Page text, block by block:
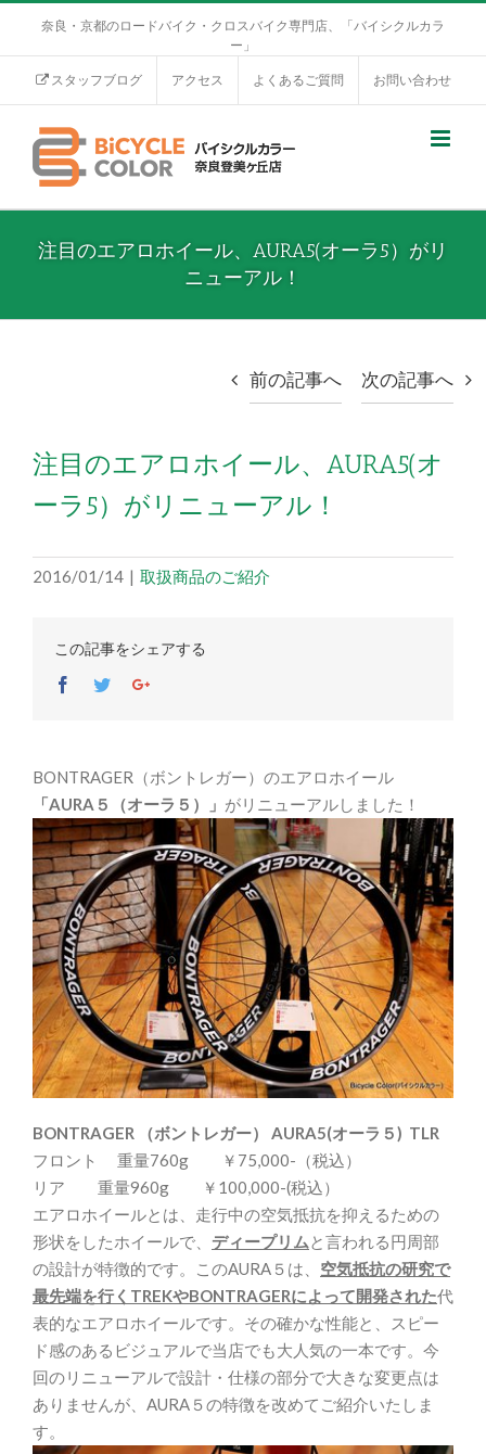
奈良・京都のロードバイク・クロスバイク専門店、「バイシクルカラ
ー」
スタッフブログ アクセス よくあるご質問 お問い合わせ
注目のエアロホイール、AURA5(オーラ5）がリ
ニューアル！
前の記事へ 次の記事へ
注目のエアロホイール、AURA5(オ
ーラ5）がリニューアル！
2016/01/14 | 取扱商品のご紹介
この記事をシェアする
Facebook
TwitterGoogle+
BONTRAGER（ボントレガー）のエアロホイール
「AURA５（オーラ５）」 がリニューアルしました！
BONTRAGER （ボントレガー） AURA5(オーラ５) TLR
フロント 重量760g ￥75,000-（税込）
リア 重量960g ￥100,000-(税込）
エアロホイールとは、走行中の空気抵抗を抑えるための
形状をしたホイールで、 ディープリムと言われる円周部
の設計が特徴的です。このAURA５は、 空気抵抗の研究で
最先端を行くTREKやBONTRAGERによって開発された代
表的なエアロホイールです。その確かな性能と、スピー
ド感のあるビジュアルで当店でも大人気の一本です。今
回のリニューアルで設計・仕様の部分で大きな変更点は
ありませんが、AURA５の特徴を改めてご紹介いたしま
す。